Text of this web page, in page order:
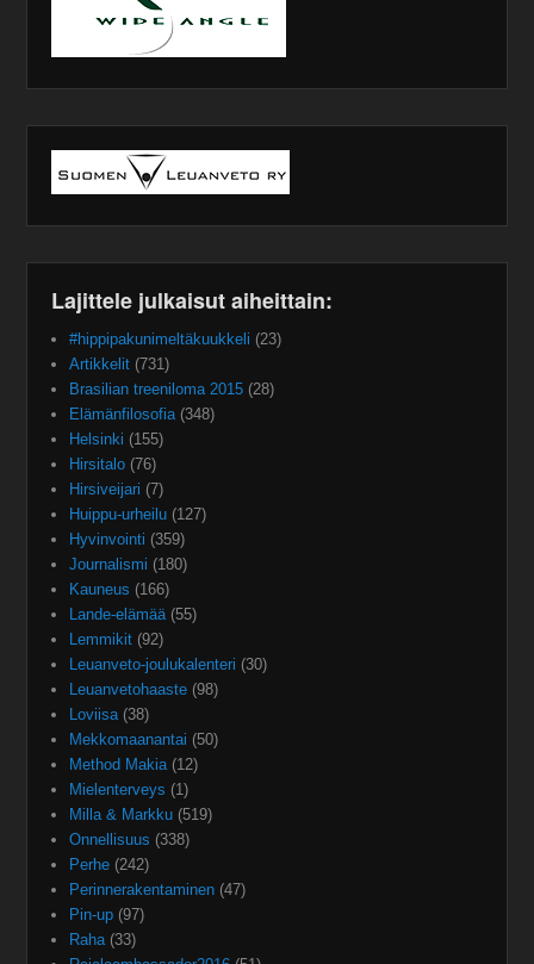
Lajittele julkaisut aiheittain:
#hippipakunimeltäkuukkeli (23)
Artikkelit (731)
Brasilian treeniloma 2015 (28)
Elämänfilosofia(348)
Helsinki (155)
Hirsitalo (76)
Hirsiveijari (7)
Huippu-urheilu (127)
Hyvinvointi (359)
Journalismi (180)
Kauneus (166)
Lande-elämää(55)
Lemmikit (92)
Leuanveto-joulukalenteri (30)
Leuanvetohaaste (98)
Loviisa(38)
Mekkomaanantai (50)
Method Makia(12)
Mielenterveys (1)
Milla & Markku (519)
Onnellisuus (338)
Perhe (242)
Perinnerakentaminen (47)
Pin-up (97)
Raha(33)